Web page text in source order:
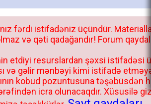
fərdi istifadəniz üçündür.
və qəti qadağandır! Forum
etdiyi resurslardan şəxsi istifadəsi
və gəlir mənbəyi kimi istifadə
kobud pozuntusuna təşəbüsdən
icra olunacaqdır. Xüsusilə